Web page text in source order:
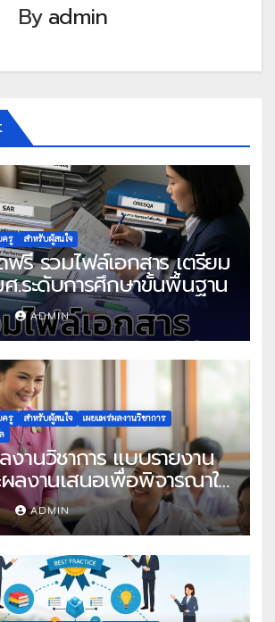
Byadmin
ครู สำหรับผู้สนใจ
รี รวมไฟล์เอกสาร เตรียม
.ระดับการศึกษาขั้นพื้นฐาน
ADMIN
ครู สำหรับผู้สนใจ
เผยแพร่ผลงานวิชาการ
านวิชาการ แบบรายงาน
ลงานเสนอเพื่อพิจารณาใน
ดีในดวงใจ ประจำปี 2568
ADMIN